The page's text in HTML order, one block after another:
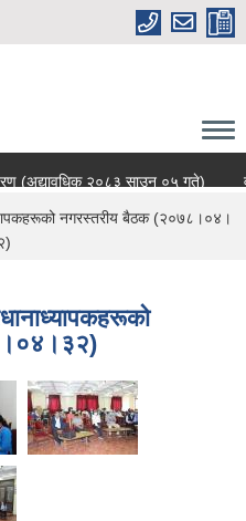
(अद्यावधिक २०८३ साउन ०५ गते)
नगरस्तरीय बैठक (२०७८।०४।